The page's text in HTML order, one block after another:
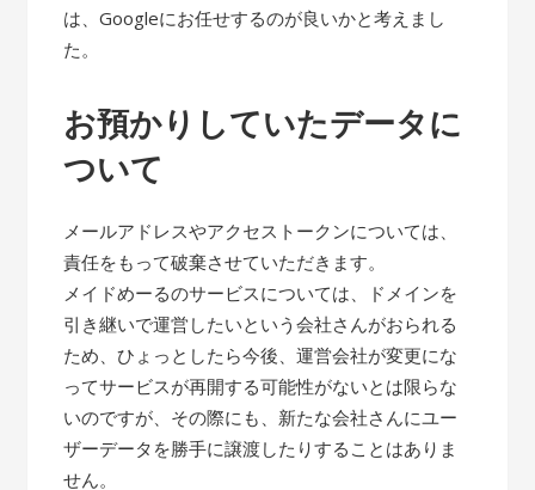
は、Googleにお任せするのが良いかと考えまし
た。
お預かりしていたデータに
ついて
メールアドレスやアクセストークンについては、
責任をもって破棄させていただきます。
メイドめーるのサービスについては、ドメインを
引き継いで運営したいという会社さんがおられる
ため、ひょっとしたら今後、運営会社が変更にな
ってサービスが再開する可能性がないとは限らな
いのですが、その際にも、新たな会社さんにユー
ザーデータを勝手に譲渡したりすることはありま
せん。